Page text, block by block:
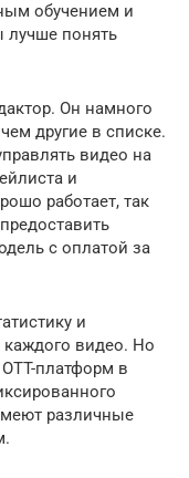
обучением и
лучше понять
Он намного
другие в списке.
видео на
и
работает, так
с оплатой за
и
видео. Но
платформ в
различные